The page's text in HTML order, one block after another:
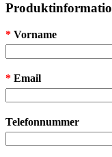
* Vorname
* Email
Telefonnummer